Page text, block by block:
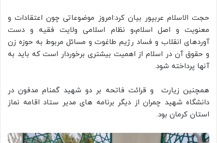
حجت الاسلام عربپور بیان کرد:امروز موضوعاتی چون اعتقادات و
معنویت و اصل اسلام،و نظام اسلامی ولایت فقیه و دست
آوردهای انقلاب و فساد رژیم طاغوت و مسائل مربوط به حوزه زن
و حقوق آن در اسلام از اهمیت بیشتری برخوردار است که باید به
آنها پرداخته شود.
همچنین زیارت و قرائت فاتحه بر دو شهید گمنام مدفون در
دانشگاه شهید چمران از دیگر برنامه های مدیر ستاد اقامه نماز
استان کرمان بود.